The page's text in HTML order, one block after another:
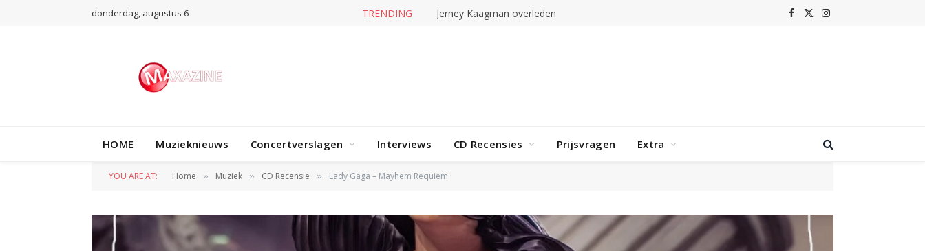
donderdag, augustus 6 TRENDING Jerney Kaagman overleden Facebook
X
Instagram
HOME Muzieknieuws Concertverslagen Interviews CD Recensies Prijsvragen Extra
YOU ARE AT: Home » Muziek » CD Recensie » Lady Gaga – Mayhem Requiem